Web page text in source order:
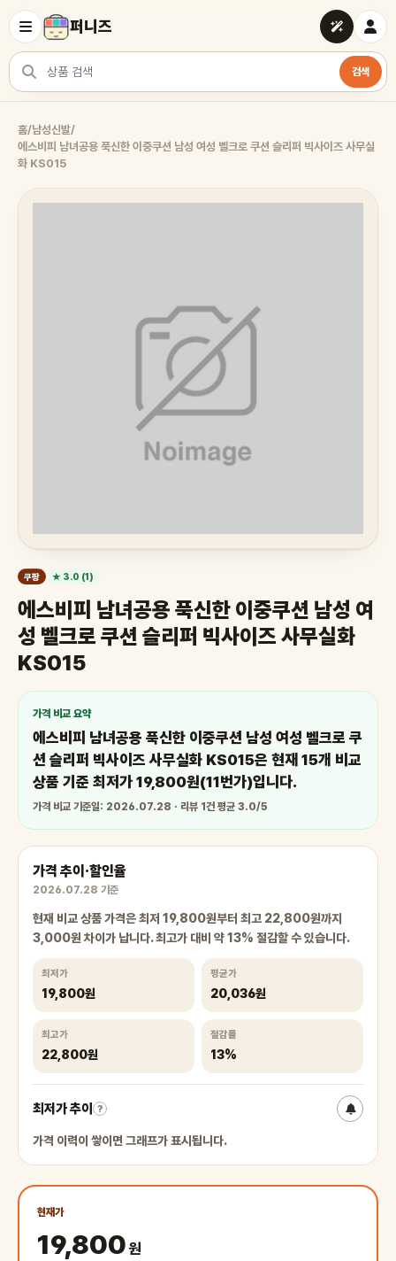
퍼니즈
상품 검색
검색
홈/남성신발/
에스비피 남녀공용 푹신한 이중쿠션 남성 여성 벨크로 쿠션 슬리퍼 빅사이즈 사무실
화 KS015
쿠팡 ★ 3.0 (1)
에스비피 남녀공용 푹신한 이중쿠션 남성 여
성 벨크로 쿠션 슬리퍼 빅사이즈 사무실화
KS015
가격 비교 요약
에스비피 남녀공용 푹신한 이중쿠션 남성 여성 벨크로 쿠
션 슬리퍼 빅사이즈 사무실화 KS015은 현재 15개 비교
상품 기준 최저가 19,800원(11번가)입니다.
가격 비교 기준일: 2026.07.28 · 리뷰 1건 평균 3.0/5
가격 추이·할인율
2026.07.28 기준
현재 비교 상품 가격은 최저 19,800원부터 최고 22,800원까지
3,000원 차이가 납니다. 최고가 대비 약 13% 절감할 수 있습니다.
최저가
19,800원
평균가
20,036원
최고가
22,800원
절감률
13%
최저가 추이 ?
가격 이력이 쌓이면 그래프가 표시됩니다.
현재가
19,800원